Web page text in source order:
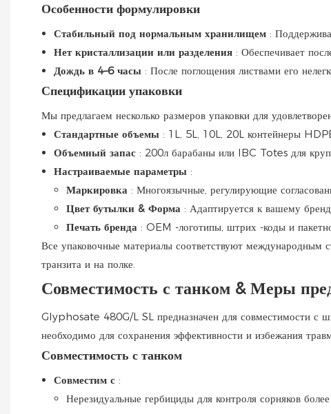
Особенности формулировки
Стабильный под нормальным хранилищем :
Нет кристаллизации или разделения : Обеспечивает
Дождь в 4–6 часы : После поглощения листвами его
Спецификации упаковки
Мы предлагаем несколько размеров упаковки для
Стандартные объемы : 1L, 5L, 10L, 20L контейнеры
Объемный запас : 200л барабаны или IBC Totes для
Настраиваемые параметры :
Маркировка : Многоязычные, регулирующие
Цвет бутылки & Форма : Адаптируется к вашему
Печать бренда : OEM -логотипы, штрих -коды и
Все упаковочные материалы соответствуют международным
транзита и на полке.
Совместимость с танком & Меры
Glyphosate 480G/L SL предназначен для совместимости с
необходимо для сохранения эффективности и избежания
Совместимость с танком
Совместим с :
Нерезидуальные гербициды для контроля сорняков